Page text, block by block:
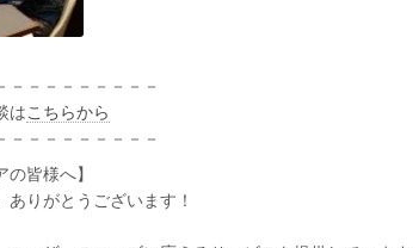
－－－－－－－－－
はこちらから
－－－－－－－－－
皆様へ】
りがとうございます！